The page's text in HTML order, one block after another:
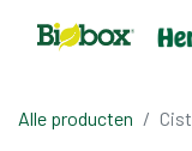
Alle producten